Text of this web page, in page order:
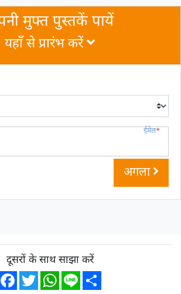
मुफ्त पुस्तकें पायें
यहाँ से प्रारंभ करें
ईमेल*
अगला
दूसरों के साथ साझा करें
Facebook
TwitterWhatsApp
Line